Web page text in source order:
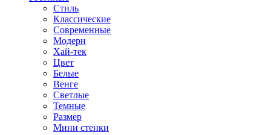
Стиль
Классические
Современные
Модерн
Хай-тек
Цвет
Белые
Венге
Светлые
Темные
Размер
Мини стенки